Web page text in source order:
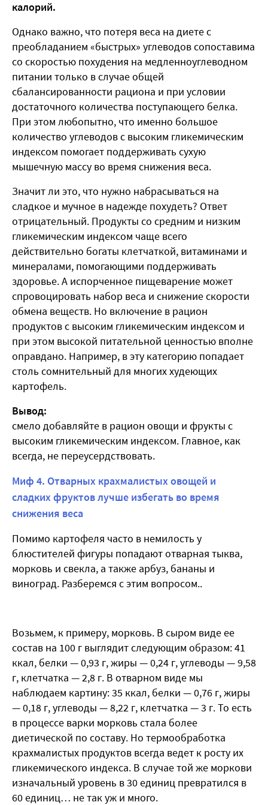
калорий.
Однако важно, что потеря веса на диете с
преобладанием «быстрых» углеводов сопоставима
со скоростью похудения на медленноуглеводном
питании только в случае общей
сбалансированности рациона и при условии
достаточного количества поступающего белка.
При этом любопытно, что именно большое
количество углеводов с высоким гликемическим
индексом помогает поддерживать сухую
мышечную массу во время снижения веса.
Значит ли это, что нужно набрасываться на
сладкое и мучное в надежде похудеть? Ответ
отрицательный. Продукты со средним и низким
гликемическим индексом чаще всего
действительно богаты клетчаткой, витаминами и
минералами, помогающими поддерживать
здоровье. А испорченное пищеварение может
спровоцировать набор веса и снижение скорости
обмена веществ. Но включение в рацион
продуктов с высоким гликемическим индексом и
при этом высокой питательной ценностью вполне
оправдано. Например, в эту категорию попадает
столь сомнительный для многих худеющих
картофель.
Вывод:
смело добавляйте в рацион овощи и фрукты с
высоким гликемическим индексом. Главное, как
всегда, не переусердствовать.
Миф 4. Отварных крахмалистых овощей и
сладких фруктов лучше избегать во время
снижения веса
Помимо картофеля часто в немилость у
блюстителей фигуры попадают отварная тыква,
морковь и свекла, а также арбуз, бананы и
виноград. Разберемся с этим вопросом..
Возьмем, к примеру, морковь. В сыром виде ее
состав на 100 г выглядит следующим образом: 41
ккал, белки — 0,93 г, жиры — 0,24 г, углеводы — 9,58
г, клетчатка — 2,8 г. В отварном виде мы
наблюдаем картину: 35 ккал, белки — 0,76 г, жиры
— 0,18 г, углеводы — 8,22 г, клетчатка — 3 г. То есть
в процессе варки морковь стала более
диетической по составу. Но термообработка
крахмалистых продуктов всегда ведет к росту их
гликемического индекса. В случае той же моркови
изначальный уровень в 30 единиц превратился в
60 единиц… не так уж и много.